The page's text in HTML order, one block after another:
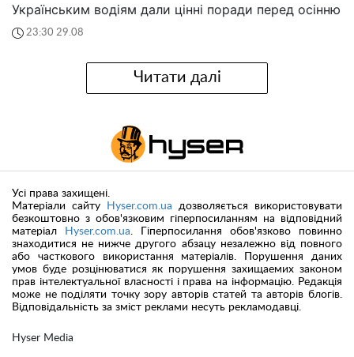
Українським водіям дали цінні поради перед осінню
23:30 29.08
Читати далі
Hyser Media
Усі права захищені.
Матеріали сайту
Hyser.com.ua дозволяється використовувати
безкоштовно з обов'язковим гіперпосиланням на відповідний
матеріал
Hyser.com.ua . Гіперпосилання обов'язково повинно
знаходитися не нижче другого абзацу незалежно від повного
або часткового використання матеріалів. Порушення даних
умов буде розцінюватися як порушення захищаемих законом
прав інтелектуальної власності і права на інформацію. Редакція
може не поділяти точку зору авторів статей та авторів блогів.
Відповідальність за зміст реклами несуть рекламодавці.